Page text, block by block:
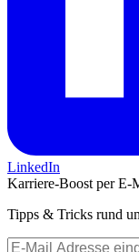
LinkedIn
Karriere-Boost per E-
Tipps & Tricks rund